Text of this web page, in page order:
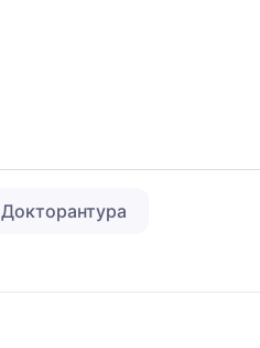
Докторантура